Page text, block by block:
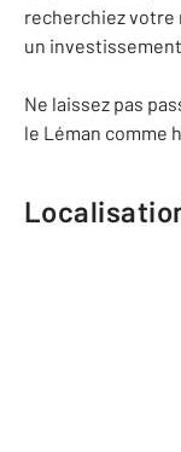
recherchiez votre
un
Ne laissez pas
le Léman comme